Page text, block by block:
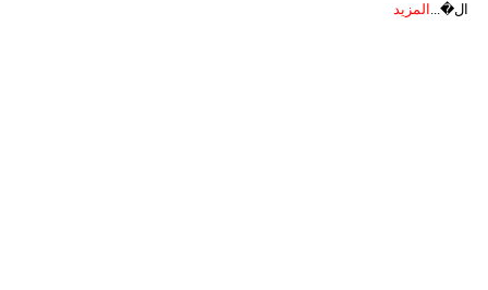
ال�... المزيد